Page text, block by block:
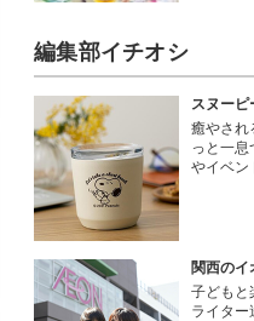
編集部イチオシ
スヌーピ
癒やされ
っと一
やイベン
関西のイ
子どもと
ライター